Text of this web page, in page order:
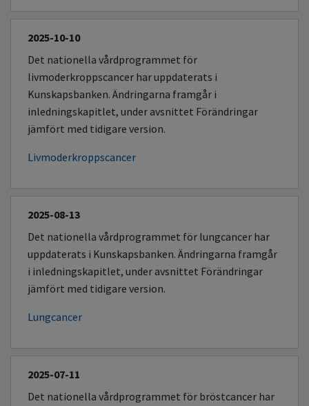
2025-10-10
Det nationella vårdprogrammet för
livmoderkroppscancer har uppdaterats i
Kunskapsbanken. Ändringarna framgår i
inledningskapitlet, under avsnittet Förändringar
jämfört med tidigare version.
Livmoderkroppscancer
2025-08-13
Det nationella vårdprogrammet för lungcancer har
uppdaterats i Kunskapsbanken. Ändringarna framgår
i inledningskapitlet, under avsnittet Förändringar
jämfört med tidigare version.
Lungcancer
2025-07-11
Det nationella vårdprogrammet för bröstcancer har